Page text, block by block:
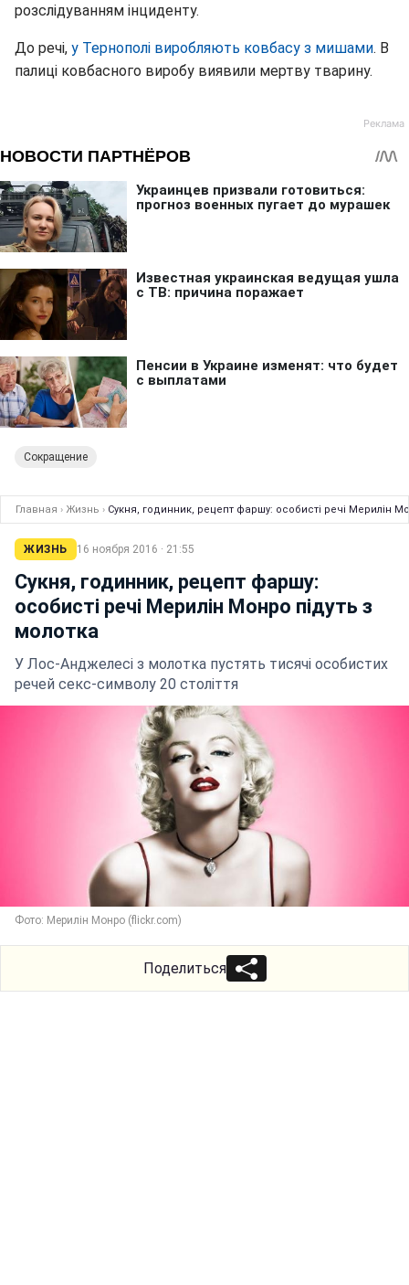
розслідуванням інциденту.
До речі, у Тернополі виробляють ковбасу з мишами. В
палиці ковбасного виробу виявили мертву тварину.
Сокращение
Главная › Жизнь › Сукня, годинник, рецепт фаршу: особисті речі Мерилін
ЖИЗНЬ 16 ноября 2016 · 21:55
Сукня, годинник, рецепт фаршу:
особисті речі Мерилін Монро підуть з
молотка
У Лос-Анджелесі з молотка пустять тисячі особистих
речей секс-символу 20 століття
Фото: Мерилін Монро (flickr.com)
Поделиться